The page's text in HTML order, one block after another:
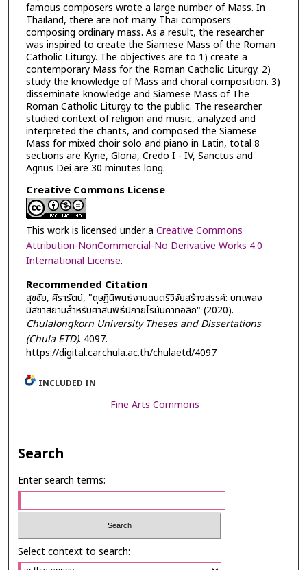
famous composers wrote a large number of Mass. In
Thailand, there are not many Thai composers
composing ordinary mass. As a result, the researcher
was inspired to create the Siamese Mass of the Roman
Catholic Liturgy. The objectives are to 1) create a
contemporary Mass for the Roman Catholic Liturgy. 2)
study the knowledge of Mass and choral composition. 3)
disseminate knowledge and Siamese Mass of The
Roman Catholic Liturgy to the public. The researcher
studied context of religion and music, analyzed and
interpreted the chants, and composed the Siamese
Mass for mixed choir solo and piano in Latin, total 8
sections are Kyrie, Gloria, Credo I - IV, Sanctus and
Agnus Dei are 30 minutes long.
Creative Commons License
This work is licensed under a Creative Commons
Attribution-NonCommercial-No Derivative Works 4.0
International License.
Recommended Citation
สุขชัย, ศิรารัตน์, "ดุษฎีนิพนธ์งานดนตรีวิจัยสร้างสรรค์: บทเพลง
มิสซาสยามสำหรับศาสนพิธีนิกายโรมันคาทอลิก" (2020).
Chulalongkorn University Theses and Dissertations
(Chula ETD). 4097.
https://digital.car.chula.ac.th/chulaetd/4097
INCLUDED IN
Fine Arts Commons
Search
Enter search terms:
Select context to search: